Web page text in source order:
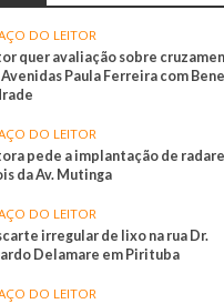
DO LEITOR
quer avaliação sobre
Avenidas Paula Ferreira com
DO LEITOR
pede a implantação de
da Av. Mutinga
DO LEITOR
irregular de lixo na rua Dr.
Delamare em Pirituba
DO LEITOR